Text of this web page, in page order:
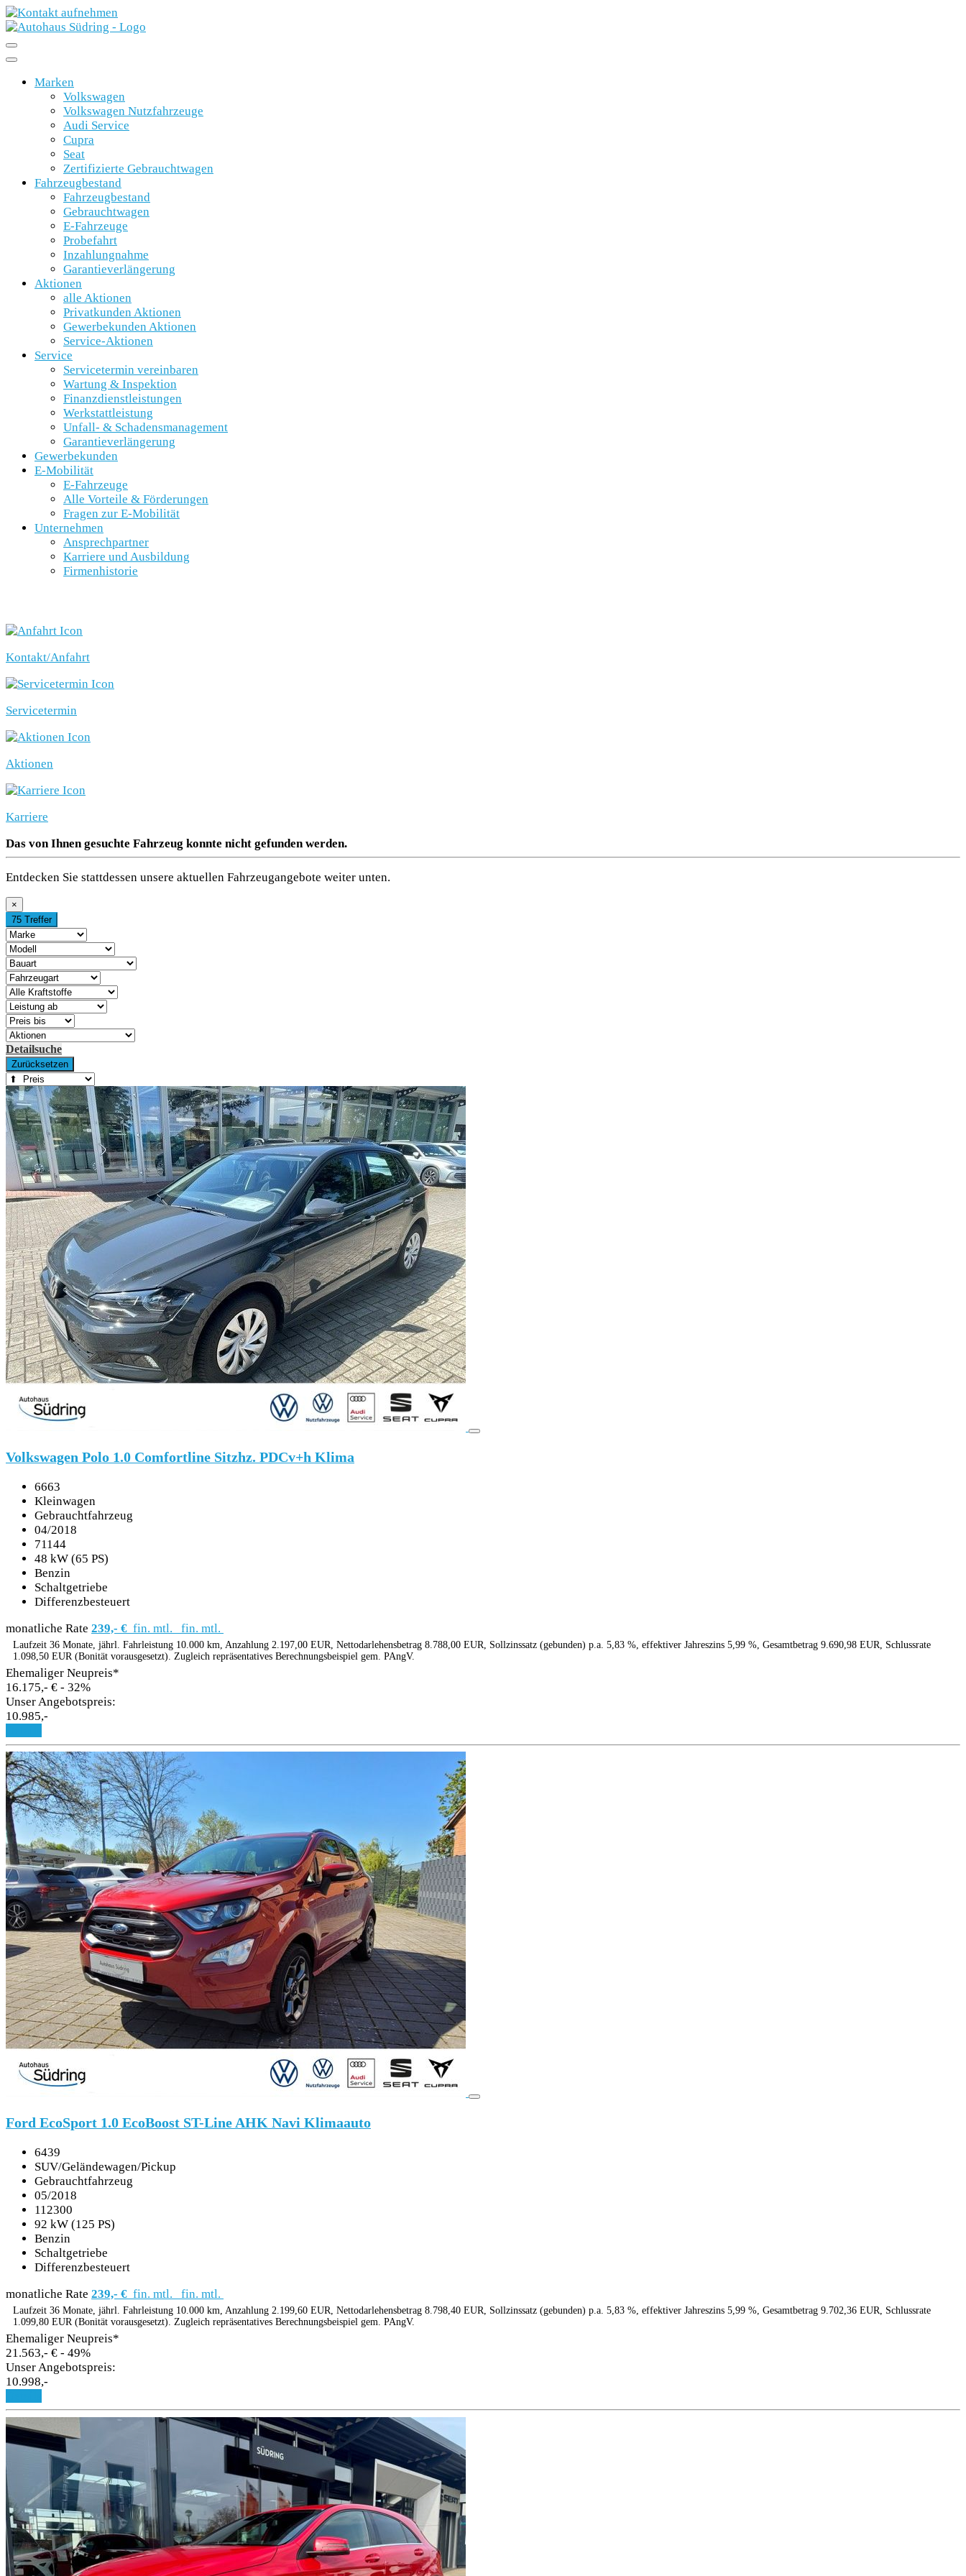
Marken
Volkswagen
Volkswagen Nutzfahrzeuge
Audi Service
Cupra
Seat
Zertifizierte Gebrauchtwagen
Fahrzeugbestand
Fahrzeugbestand
Gebrauchtwagen
E-Fahrzeuge
Probefahrt
Inzahlungnahme
Garantieverlängerung
Aktionen
alle Aktionen
Privatkunden Aktionen
Gewerbekunden Aktionen
Service-Aktionen
Service
Servicetermin vereinbaren
Wartung & Inspektion
Finanzdienstleistungen
Werkstattleistung
Unfall- & Schadensmanagement
Garantieverlängerung
Gewerbekunden
E-Mobilität
E-Fahrzeuge
Alle Vorteile & Förderungen
Fragen zur E-Mobilität
Unternehmen
Ansprechpartner
Karriere und Ausbildung
Firmenhistorie
Kontakt/Anfahrt
Servicetermin
Aktionen
Karriere
Das von Ihnen gesuchte Fahrzeug konnte nicht gefunden werden.
Entdecken Sie stattdessen unsere aktuellen Fahrzeugangebote weiter unten.
×
75 Treffer
Detailsuche
Zurücksetzen
Volkswagen Polo 1.0 Comfortline Sitzhz. PDCv+h Klima
6663
Kleinwagen
Gebrauchtfahrzeug
04/2018
71144
48 kW (65 PS)
Benzin
Schaltgetriebe
Differenzbesteuert
monatliche Rate 239,- € fin. mtl. fin. mtl.
Laufzeit 36 Monate, jährl. Fahrleistung 10.000 km, Anzahlung 2.197,00 EUR, Nettodarlehensbetrag 8.788,00 EUR, Sollzinssatz (gebunden) p.a. 5,83 %, effektiver Jahreszins 5,99 %, Gesamtbetrag 9.690,98 EUR, Schlussrate
1.098,50 EUR (Bonität vorausgesetzt). Zugleich repräsentatives Berechnungsbeispiel gem. PAngV.
Ehemaliger Neupreis*
16.175,- € - 32%
Unser Angebotspreis:
10.985,-
Ford EcoSport 1.0 EcoBoost ST-Line AHK Navi Klimaauto
6439
SUV/Geländewagen/Pickup
Gebrauchtfahrzeug
05/2018
112300
92 kW (125 PS)
Benzin
Schaltgetriebe
Differenzbesteuert
monatliche Rate 239,- € fin. mtl. fin. mtl.
Laufzeit 36 Monate, jährl. Fahrleistung 10.000 km, Anzahlung 2.199,60 EUR, Nettodarlehensbetrag 8.798,40 EUR, Sollzinssatz (gebunden) p.a. 5,83 %, effektiver Jahreszins 5,99 %, Gesamtbetrag 9.702,36 EUR, Schlussrate
1.099,80 EUR (Bonität vorausgesetzt). Zugleich repräsentatives Berechnungsbeispiel gem. PAngV.
Ehemaliger Neupreis*
21.563,- € - 49%
Unser Angebotspreis:
10.998,-